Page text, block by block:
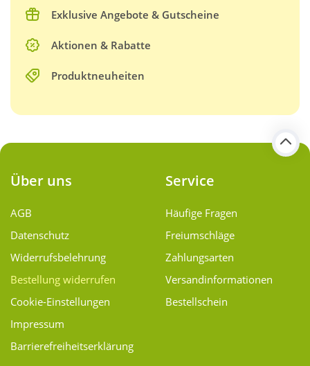
Exklusive Angebote & Gutscheine
Aktionen & Rabatte
Produktneuheiten
Über uns
AGB
Datenschutz
Widerrufsbelehrung
Bestellung widerrufen
Cookie-Einstellungen
Impressum
Barrierefreiheitserklärung
Service
Häufige Fragen
Freiumschläge
Zahlungsarten
Versand­informationen
Bestellschein